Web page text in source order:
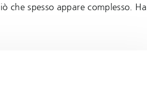
che spesso appare complesso. Ha